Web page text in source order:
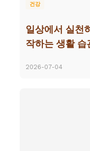
건강
일상에서 실천
작하는 생활 습
2026-07-04